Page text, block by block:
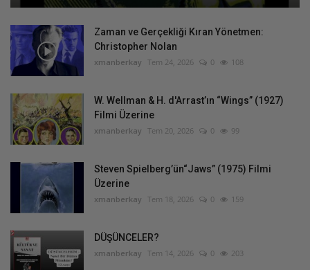
Zaman ve Gerçekliği Kıran Yönetmen:
Christopher Nolan
xmanberkay Tem 24, 2026 0 108
W. Wellman & H. d'Arrast’ın “Wings” (1927)
Filmi Üzerine
xmanberkay Tem 20, 2026 0 99
Steven Spielberg’ün“Jaws” (1975) Filmi
Üzerine
xmanberkay Tem 18, 2026 0 159
DÜŞÜNCELER?
xmanberkay Tem 14, 2026 0 203